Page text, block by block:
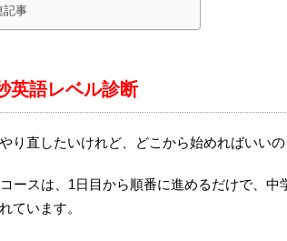
記事
英語レベル診断
やり直したいけれど、どこから始めればいい
ースは、1日目から順番に進めるだけで、中
ています。